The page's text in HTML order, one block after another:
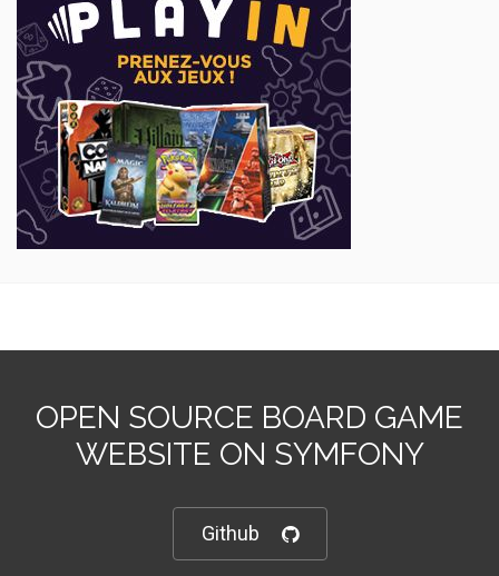
OPEN SOURCE BOARD GAME
WEBSITE ON SYMFONY
Github